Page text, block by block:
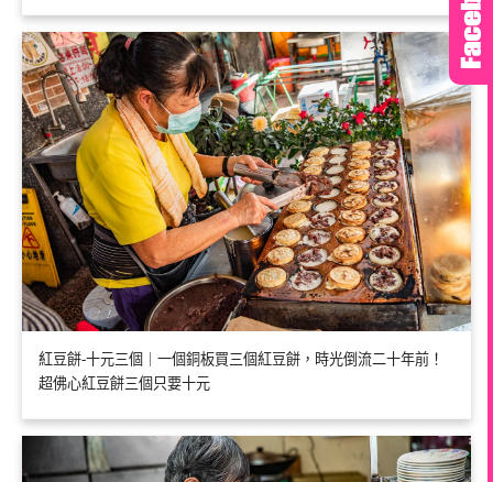
紅豆餅-十元三個｜一個銅板買三個紅豆餅，時光倒流二十年前！
超佛心紅豆餅三個只要十元